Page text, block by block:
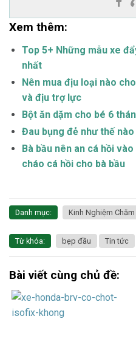
Xem thêm:
Top 5+ Những mẫu xe
nhất
Nên mua địu loại nào
và địu trợ lực
Bột ăn dặm cho bé 6
Đau bụng đẻ như thế
Bà bầu nên an cá hồi
cháo cá hồi cho bà bầu
Danh mục: Kinh Nghiệm Chăm
Từ khóa: bẹp đầu Tin tức
Bài viết cùng chủ đề: